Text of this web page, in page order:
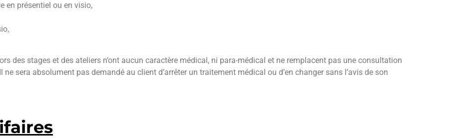
en présentiel ou en visio,
des stages et des ateliers n’ont aucun caractère médical, ni para-médical et ne remplacent pas une consultation
sera absolument pas demandé au client d’arrêter un traitement médical ou d’en changer sans l’avis de son